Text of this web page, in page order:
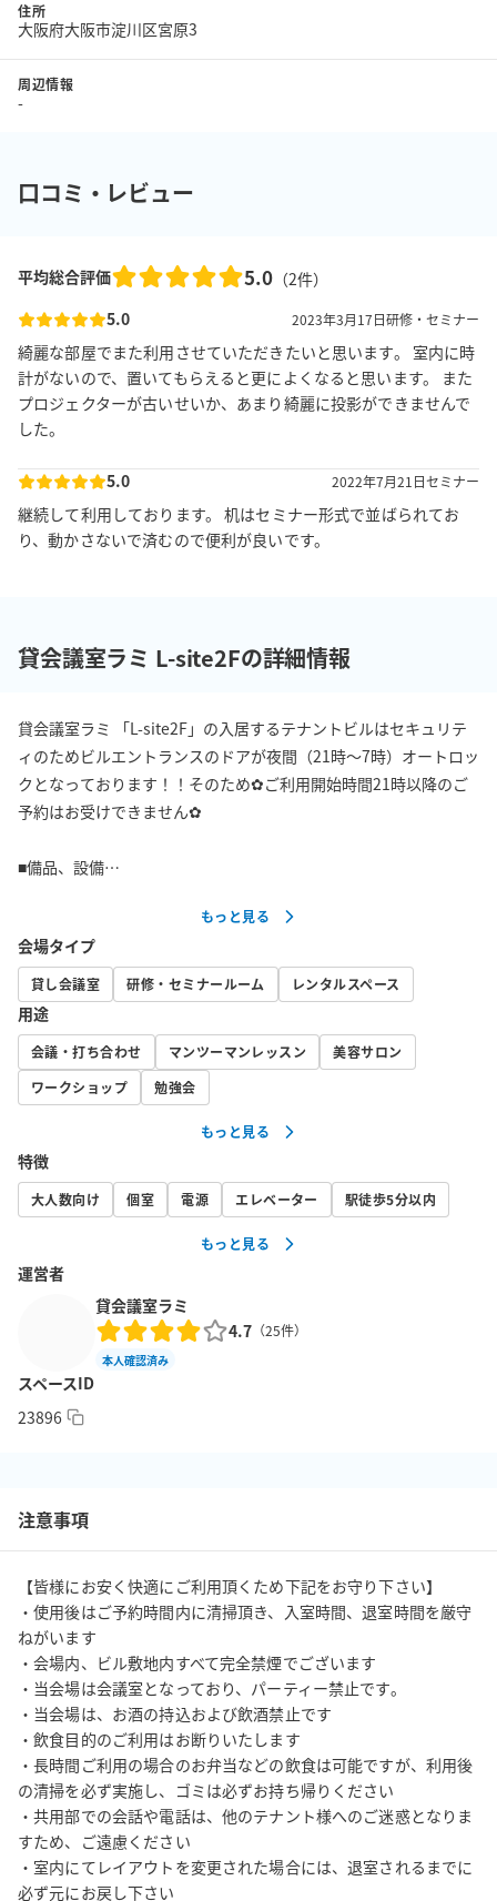
住所
大阪府大阪市淀川区宮原3
周辺情報
-
口コミ・レビュー
平均総合評価 5.0（2件）
5.0
2023年3月17日研修・セミナー
綺麗な部屋でまた利用させていただきたいと思います。 室内に時
計がないので、置いてもらえると更によくなると思います。 また
プロジェクターが古いせいか、あまり綺麗に投影ができませんで
した。
5.0 2022年7月21日セミナー
継続して利用しております。 机はセミナー形式で並ばられてお
り、動かさないで済むので便利が良いです。
貸会議室ラミ L-site2Fの詳細情報
貸会議室ラミ 「L-site2F」の入居するテナントビルはセキュリテ
ィのためビルエントランスのドアが夜間（21時～7時）オートロッ
クとなっております！！そのため✿ご利用開始時間21時以降のご
予約はお受けできません✿
■備品、設備
障盗難等により使用できない場合がありましても
対応、返金には応じることができませんのでご了承ください。
■入退室
※入退室方法は予約確定メールを必ずご確認ください。
・予約時間前の入室はできません。
・待合スペースはございません。
・退室前にはセルフクリーニングをお願いします。
・ゴミは必ずお持ち帰りください。
・飲食目的のご利用はお断りいたします。
・長時間ご利用の場合のお弁当などの飲食は可能ですが、利用後
の清掃を必ず実施し、ゴミは必ずお持ち帰りください
※出入口(会議室外)にはセキュリティのため防犯カメラを設置させ
もっと見る
会場タイプ
貸し会議室 研修・セミナールーム レンタルスペース
用途
会議・打ち合わせ マンツーマンレッスン
美容サロン
ワークショップ
勉強会
もっと見る
特徴
大人数向け 個室 電源 エレベーター 駅徒歩5分以内
もっと見る
運営者
貸会議室ラミ
4.7 （25件）
本人確認済み
スペースID
23896
注意事項
【皆様にお安く快適にご利用頂くため下記をお守り下さい】
・使用後はご予約時間内に清掃頂き、入室時間、退室時間を厳守
ねがいます
・会場内、ビル敷地内すべて完全禁煙でございます
・当会場は会議室となっており、パーティー禁止です。
・当会場は、お酒の持込および飲酒禁止です
・飲食目的のご利用はお断りいたします
・長時間ご利用の場合のお弁当などの飲食は可能ですが、利用後
の清掃を必ず実施し、ゴミは必ずお持ち帰りください
・共用部での会話や電話は、他のテナント様へのご迷惑となりま
すため、ご遠慮ください
・室内にてレイアウトを変更された場合には、退室されるまでに
必ず元にお戻し下さい